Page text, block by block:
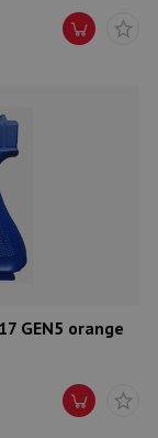
GEN5 orange